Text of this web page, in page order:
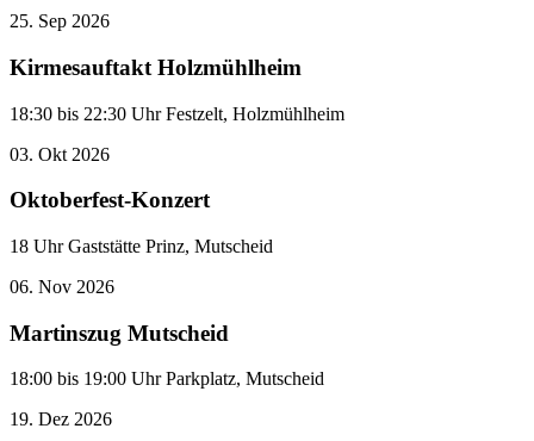
25. Sep 2026
Kirmesauftakt Holzmühlheim
18:30 bis 22:30 Uhr Festzelt, Holzmühlheim
03. Okt 2026
Oktoberfest-Konzert
18 Uhr Gaststätte Prinz, Mutscheid
06. Nov 2026
Martinszug Mutscheid
18:00 bis 19:00 Uhr Parkplatz, Mutscheid
19. Dez 2026